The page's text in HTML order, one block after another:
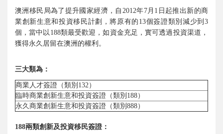
澳洲移民局為了提升國家經濟，自2012年7月1日起推出新的商
業創新生意和投資移民計劃，將原有的13個簽證類別減少到3
個，當中以188類最受歡迎，如資金充足，實可透過投資渠道，
獲得永久居留在澳洲的權利。
三大類為：
商業人才簽證（類別132）
臨時商業創新生意和投資簽證（類別188）
永久商業創新生意和投資簽證（類別888）
188兩類創新及投資移民簽證：